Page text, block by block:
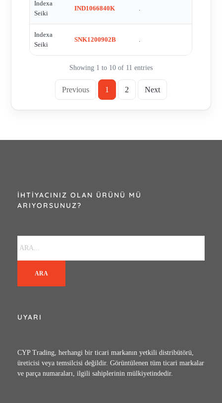
Indexa
Seiki
IND1066840K
Indexa
Seiki
SNK1200902B
Showing 1 to 10 of 11 entries
Previous 1 2 Next
İHTIYACINIZ OLAN ÜRÜNÜ MÜ
ARIYORSUNUZ?
ARA
UYARI
CYP Trading, herhangi bir ticari markanın yetkili distribütörü,
üreticisi veya temsilcisi değildir. Görüntülenen tüm ticari markalar
ve parça numaraları, ilgili sahiplerinin mülkiyetindedir.